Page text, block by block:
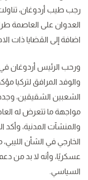
رجب طيب أردوغان،
العدوان على العاصمة
اضافة إلى القضايا ذات
ورحب الرئيس أردوغان في
والوفد المرافق لتركيا
الشعبين الشقيقين،
مواجهة ما تتعرض له
والمنشآت المدنية،
الخارجي في الشأن
عسكريًا، وأنه لا بد من
السياسي.